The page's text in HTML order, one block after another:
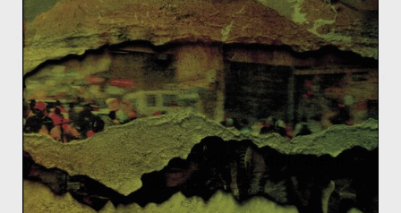
L’économie italienne 1895 – 1914 (2/2)
La BCE change de rôle : adieu l’austérité, vive la crois
sance!
Les charmes de l’or noir ne suffiraient
pas à garantir le succès de
l’indépendance écossaise